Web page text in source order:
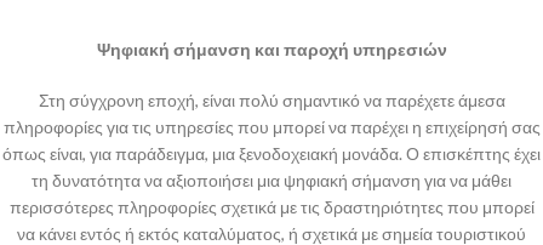
Ψηφιακή σήμανση και παροχή υπηρεσιών
Στη σύγχρονη εποχή, είναι πολύ σημαντικό να παρέχετε άμεσα
πληροφορίες για τις υπηρεσίες που μπορεί να παρέχει η επιχείρησή σας
όπως είναι, για παράδειγμα, μια ξενοδοχειακή μονάδα. Ο επισκέπτης έχει
τη δυνατότητα να αξιοποιήσει μια ψηφιακή σήμανση για να μάθει
περισσότερες πληροφορίες σχετικά με τις δραστηριότητες που μπορεί
να κάνει εντός ή εκτός καταλύματος, ή σχετικά με σημεία τουριστικού